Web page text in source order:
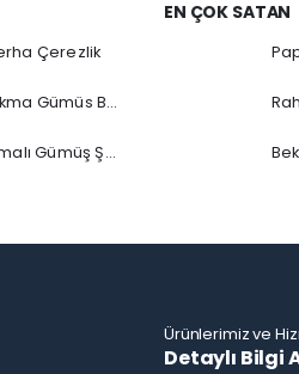
Çerezlik
Martela Kakma Gümüs Buz Kovası
3 Kollu Kakmalı Gümüş Şamdan
EN ÇOK SATAN
Ürünlerimiz ve
Detaylı Bilgi